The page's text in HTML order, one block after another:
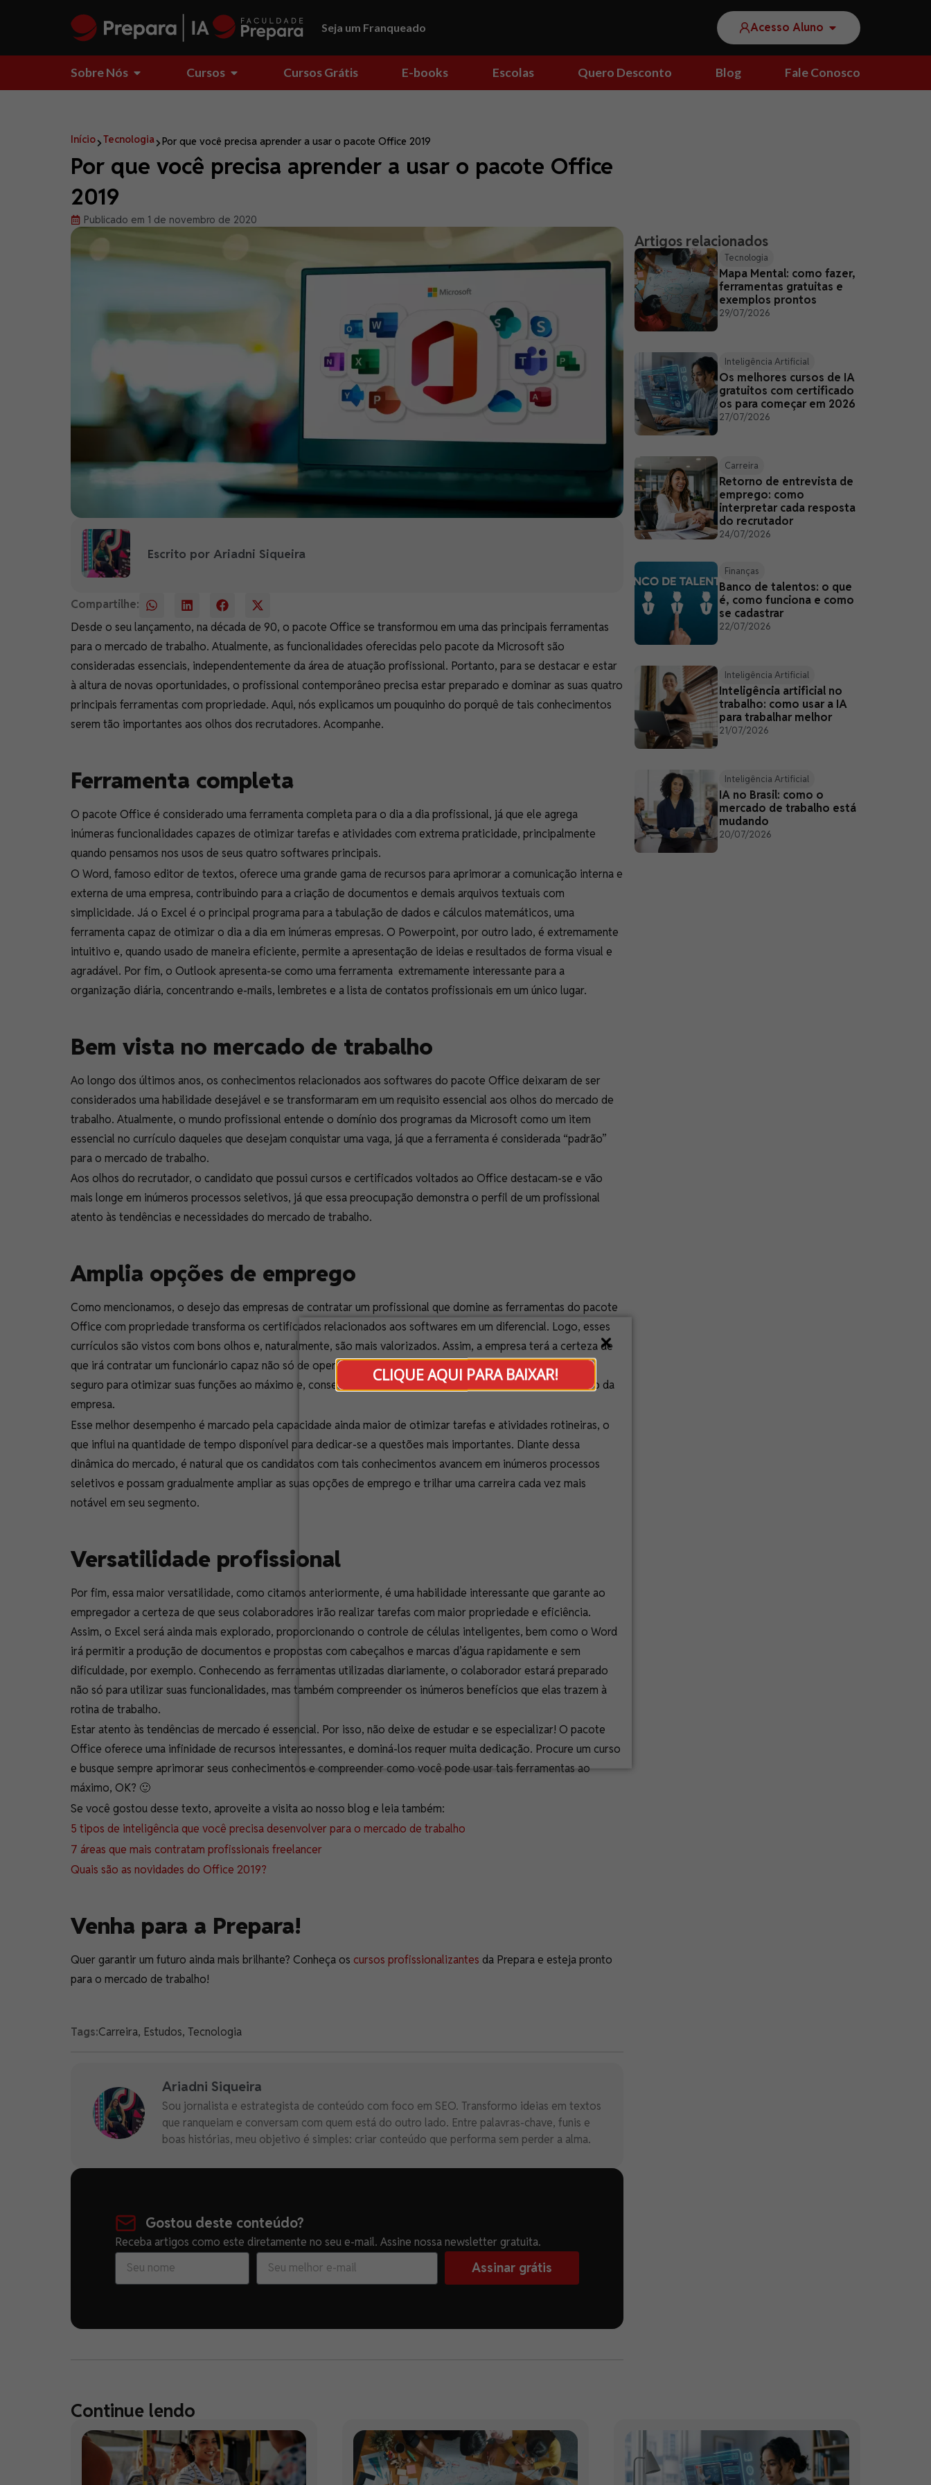
CLIQUE AQUI PARA BAIXAR!
Seja um Franqueado Acesso Aluno
Sobre Nós Cursos Cursos Grátis E-books Escolas Quero Desconto Blog Fale Conosco
Início Tecnologia Por que você precisa aprender a usar o pacote Office 2019
Por que você precisa aprender a usar o pacote Office
2019
Publicado em 1 de novembro de 2020
Escrito por Ariadni Siqueira
Compartilhe:
Desde o seu lançamento, na década de 90, o pacote Office se transformou em uma das principais ferramentas
para o mercado de trabalho. Atualmente, as funcionalidades oferecidas pelo pacote da Microsoft são
consideradas essenciais, independentemente da área de atuação profissional. Portanto, para se destacar e estar
à altura de novas oportunidades, o profissional contemporâneo precisa estar preparado e dominar as suas quatro
principais ferramentas com propriedade. Aqui, nós explicamos um pouquinho do porquê de tais conhecimentos
serem tão importantes aos olhos dos recrutadores. Acompanhe.
Ferramenta completa
O pacote Office é considerado uma ferramenta completa para o dia a dia profissional, já que ele agrega
inúmeras funcionalidades capazes de otimizar tarefas e atividades com extrema praticidade, principalmente
quando pensamos nos usos de seus quatro softwares principais.
O Word, famoso editor de textos, oferece uma grande gama de recursos para aprimorar a comunicação interna e
externa de uma empresa, contribuindo para a criação de documentos e demais arquivos textuais com
simplicidade. Já o Excel é o principal programa para a tabulação de dados e cálculos matemáticos, uma
ferramenta capaz de otimizar o dia a dia em inúmeras empresas. O Powerpoint, por outro lado, é extremamente
intuitivo e, quando usado de maneira eficiente, permite a apresentação de ideias e resultados de forma visual e
agradável. Por fim, o Outlook apresenta-se como uma ferramenta extremamente interessante para a
organização diária, concentrando e-mails, lembretes e a lista de contatos profissionais em um único lugar.
Bem vista no mercado de trabalho
Ao longo dos últimos anos, os conhecimentos relacionados aos softwares do pacote Office deixaram de ser
considerados uma habilidade desejável e se transformaram em um requisito essencial aos olhos do mercado de
trabalho. Atualmente, o mundo profissional entende o domínio dos programas da Microsoft como um item
essencial no currículo daqueles que desejam conquistar uma vaga, já que a ferramenta é considerada “padrão”
para o mercado de trabalho.
Aos olhos do recrutador, o candidato que possui cursos e certificados voltados ao Office destacam-se e vão
mais longe em inúmeros processos seletivos, já que essa preocupação demonstra o perfil de um profissional
atento às tendências e necessidades do mercado de trabalho.
Amplia opções de emprego
Como mencionamos, o desejo das empresas de contratar um profissional que domine as ferramentas do pacote
Office com propriedade transforma os certificados relacionados aos softwares em um diferencial. Logo, esses
currículos são vistos com bons olhos e, naturalmente, são mais valorizados. Assim, a empresa terá a certeza de
que irá contratar um funcionário capaz não só de operar determinados programas, mas que também estará
seguro para otimizar suas funções ao máximo e, consequentemente, influenciar positivamente o rendimento da
empresa.
Esse melhor desempenho é marcado pela capacidade ainda maior de otimizar tarefas e atividades rotineiras, o
que influi na quantidade de tempo disponível para dedicar-se a questões mais importantes. Diante dessa
dinâmica do mercado, é natural que os candidatos com tais conhecimentos avancem em inúmeros processos
seletivos e possam gradualmente ampliar as suas opções de emprego e trilhar uma carreira cada vez mais
notável em seu segmento.
Versatilidade profissional
Por fim, essa maior versatilidade, como citamos anteriormente, é uma habilidade interessante que garante ao
empregador a certeza de que seus colaboradores irão realizar tarefas com maior propriedade e eficiência.
Assim, o Excel será ainda mais explorado, proporcionando o controle de células inteligentes, bem como o Word
irá permitir a produção de documentos e propostas com cabeçalhos e marcas d’água rapidamente e sem
dificuldade, por exemplo. Conhecendo as ferramentas utilizadas diariamente, o colaborador estará preparado
não só para utilizar suas funcionalidades, mas também compreender os inúmeros benefícios que elas trazem à
rotina de trabalho.
Estar atento às tendências de mercado é essencial. Por isso, não deixe de estudar e se especializar! O pacote
Office oferece uma infinidade de recursos interessantes, e dominá-los requer muita dedicação. Procure um curso
e busque sempre aprimorar seus conhecimentos e compreender como você pode usar tais ferramentas ao
máximo, OK? 🙂
Se você gostou desse texto, aproveite a visita ao nosso blog e leia também:
5 tipos de inteligência que você precisa desenvolver para o mercado de trabalho
7 áreas que mais contratam profissionais freelancer
Quais são as novidades do Office 2019?
Venha para a Prepara!
Quer garantir um futuro ainda mais brilhante? Conheça os cursos profissionalizantes da Prepara e esteja pronto
para o mercado de trabalho!
Tags:Carreira, Estudos, Tecnologia
Ariadni Siqueira
Sou jornalista e estrategista de conteúdo com foco em SEO. Transformo ideias em textos
que ranqueiam e conversam com quem está do outro lado. Entre palavras-chave, funis e
boas histórias, meu objetivo é simples: criar conteúdo que performa sem perder a alma.
Gostou deste conteúdo?
Receba artigos como este diretamente no seu e-mail. Assine nossa newsletter gratuita.
Assinar grátis
Artigos relacionados
Tecnologia
Mapa Mental: como fazer,
ferramentas gratuitas e
exemplos prontos
29/07/2026
Inteligência Artificial
Os melhores cursos de IA
gratuitos com certificado
os para começar em 2026
27/07/2026
Carreira
Retorno de entrevista de
emprego: como
interpretar cada resposta
do recrutador
24/07/2026
Finanças
Banco de talentos: o que
é, como funciona e como
se cadastrar
22/07/2026
Inteligência Artificial
Inteligência artificial no
trabalho: como usar a IA
para trabalhar melhor
21/07/2026
Inteligência Artificial
IA no Brasil: como o
mercado de trabalho está
mudando
20/07/2026
Continue lendo